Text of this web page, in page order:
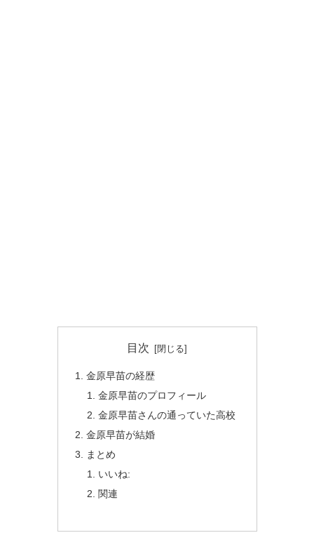
目次
金原早苗の経歴
金原早苗のプロフィール
金原早苗さんの通っていた高校
金原早苗が結婚
まとめ
いいね:
関連